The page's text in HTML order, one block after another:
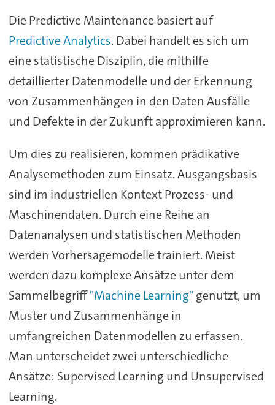
Die Predictive Maintenance basiert auf
Predictive Analytics. Dabei handelt es sich um
eine statistische Disziplin, die mithilfe
detaillierter Datenmodelle und der Erkennung
von Zusammenhängen in den Daten Ausfälle
und Defekte in der Zukunft approximieren kann.
Um dies zu realisieren, kommen prädikative
Analysemethoden zum Einsatz. Ausgangsbasis
sind im industriellen Kontext Prozess- und
Maschinendaten. Durch eine Reihe an
Datenanalysen und statistischen Methoden
werden Vorhersagemodelle trainiert. Meist
werden dazu komplexe Ansätze unter dem
Sammelbegriff"Machine Learning" genutzt, um
Muster und Zusammenhänge in
umfangreichen Datenmodellen zu erfassen.
Man unterscheidet zwei unterschiedliche
Ansätze: Supervised Learning und Unsupervised
Learning.